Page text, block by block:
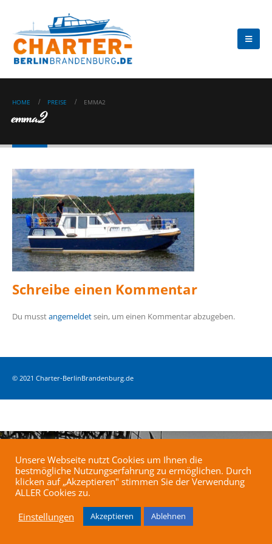
HOME PREISE EMMA2
emma2
Schreibe einen Kommentar
Du musstangemeldetsein, um einen Kommentar abzugeben.
© 2021 Charter-BerlinBrandenburg.de
Unsere Webseite nutzt Cookies um Ihnen die
bestmögliche Nutzungserfahrung zu ermöglichen. Durch
klicken auf „Akzeptieren" stimmen Sie der Verwendung
ALLER Cookies zu.
Einstellungen
Akzeptieren Ablehnen